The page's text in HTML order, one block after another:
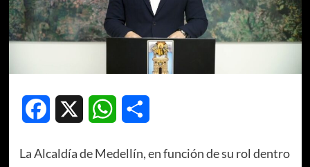
Facebook WhatsApp
La Alcaldía de Medellín, en función de su rol dentro